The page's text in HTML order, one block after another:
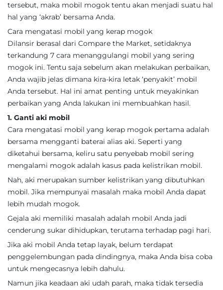
tersebut, maka mobil mogok tentu akan menjadi suatu hal
hal yang ‘akrab’ bersama Anda.
Cara mengatasi mobil yang kerap mogok
Dilansir berasal dari Compare the Market, setidaknya
terkandung 7 cara menanggulangi mobil yang sering
mogok ini. Tentu saja sebelum akan melakukan perbaikan,
Anda wajib jelas dimana kira-kira letak ‘penyakit’ mobil
Anda tersebut. Hal ini amat penting untuk meyakinkan
perbaikan yang Anda lakukan ini membuahkan hasil.
1. Ganti aki mobil
Cara mengatasi mobil yang kerap mogok pertama adalah
bersama mengganti baterai alias aki. Seperti yang
diketahui bersama, keliru satu penyebab mobil sering
mengalami mogok adalah kasus pada kelistrikan mobil.
Nah, aki merupakan sumber kelistrikan yang dibutuhkan
mobil. Jika mempunyai masalah maka mobil Anda dapat
lebih mudah mogok.
Gejala aki memiliki masalah adalah mobil Anda jadi
cenderung sukar dihidupkan, terutama terhadap pagi hari.
Jika aki mobil Anda tetap layak, belum terdapat
penggelembungan pada dindingnya, maka Anda bisa coba
untuk mengecasnya lebih dahulu.
Namun jika keadaan aki udah parah, maka tidak tersedia